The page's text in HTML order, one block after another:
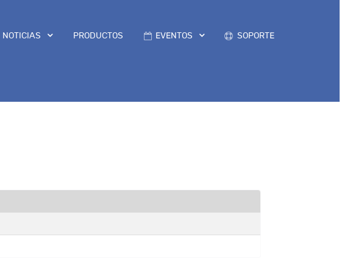
NOTICIAS PRODUCTOS EVENTOS SOPORTE